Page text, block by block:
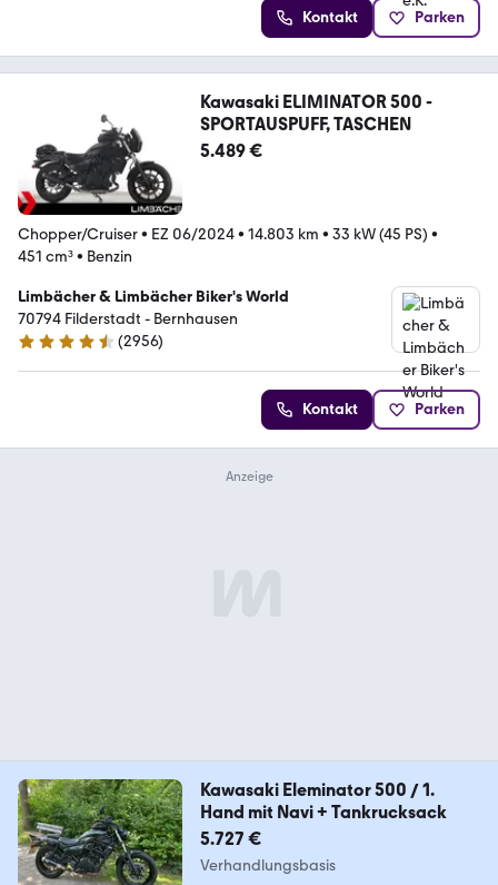
Kontakt Parken
Kawasaki ELIMINATOR 500 -
SPORTAUSPUFF, TASCHEN
5.489 €
Chopper/Cruiser• EZ 06/2024• 14.803 km • 33 kW (45 PS) •
451 cm³• Benzin
Limbächer & Limbächer Biker's World
70794 Filderstadt - Bernhausen
4.7 Sterne
(2956)
Kontakt Parken
Kawasaki Eleminator 500 / 1.
Hand mit Navi + Tankrucksack
5.727 €
Verhandlungsbasis